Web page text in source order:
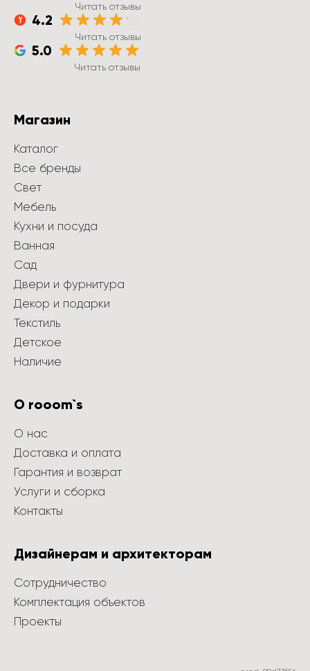
Читать отзывы
4.2
Читать отзывы
5.0
Читать отзывы
Магазин
Каталог
Все бренды
Свет
Мебель
Кухни и посуда
Ванная
Сад
Двери и фурнитура
Декор и подарки
Текстиль
Детское
Наличие
О rooom`s
О нас
Доставка и оплата
Гарантия и возврат
Услуги и сборка
Контакты
Дизайнерам и архитекторам
Сотрудничество
Комплектация объектов
Проекты